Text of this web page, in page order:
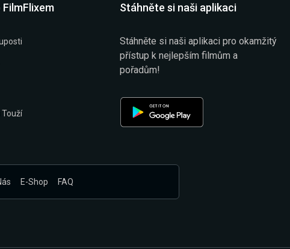
Touží
Stáhněte si naši aplikaci
Stáhněte si naši aplikaci pro okamžitý
přístup k nejlepším filmům a
pořadům!
E-Shop FAQ